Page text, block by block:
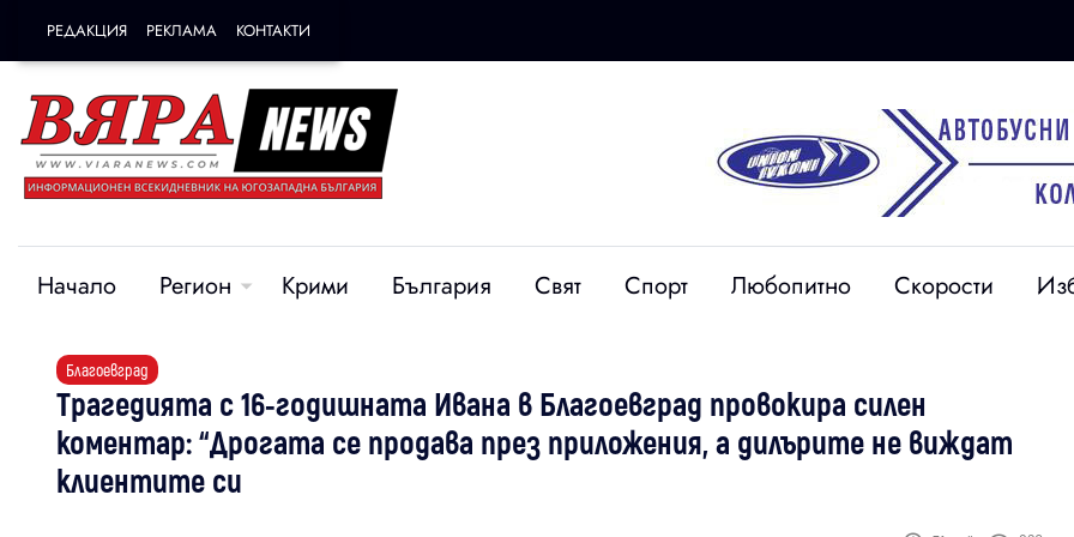
РЕДАКЦИЯ РЕКЛАМА КОНТАКТИ
Начало Регион Крими България Свят Спорт Любопитно Скорости
Благоевград
Трагедията с 16-годишната Ивана в Благоевград провокира силен
коментар: “Дрогата се продава през приложения, а дилърите не виждат
клиентите си